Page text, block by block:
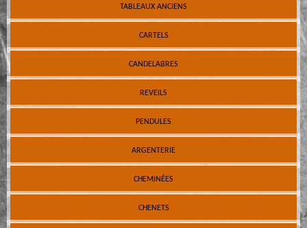
TABLEAUX ANCIENS
CARTELS
CANDELABRES
REVEILS
PENDULES
ARGENTERIE
CHEMINÉES
CHENETS